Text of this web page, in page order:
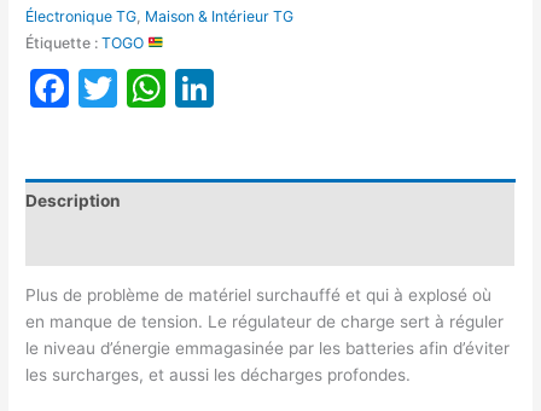
Électronique TG Maison & Intérieur TG
Étiquette :TOGO
Facebook
TwitterWhatsApp
Description
Plus de problème de matériel surchauffé et qui à explosé où
en manque de tension. Le régulateur de charge sert à réguler
le niveau d’énergie emmagasinée par les batteries afin d’éviter
les surcharges, et aussi les décharges profondes.